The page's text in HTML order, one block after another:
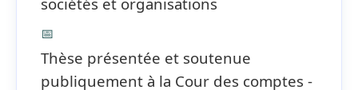
📅
Thèse présentée et soutenue
publiquement à la Cour des comptes -